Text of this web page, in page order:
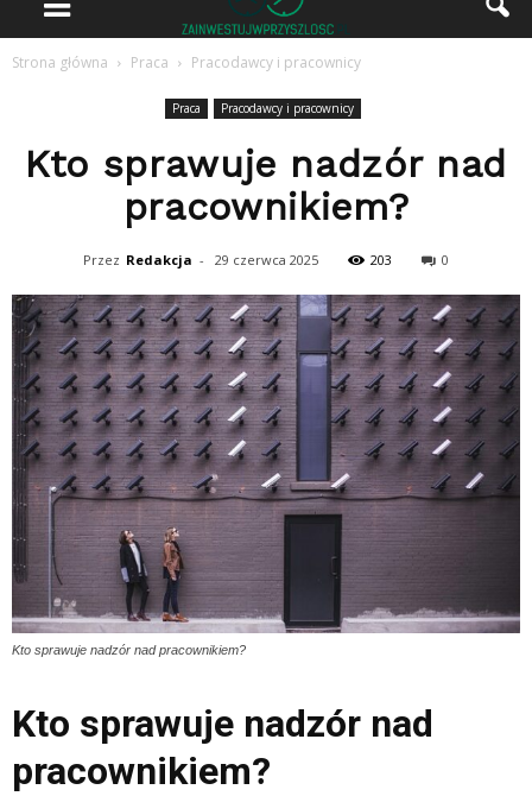
Strona główna Praca Pracodawcy i pracownicy
Praca Pracodawcy i pracownicy
Kto sprawuje nadzór nad
pracownikiem?
Przez Redakcja - 29 czerwca 2025 203 0
Kto sprawuje nadzór nad pracownikiem?
Kto sprawuje nadzór nad
pracownikiem?